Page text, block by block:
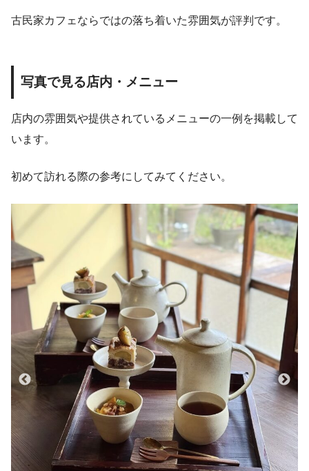
古民家カフェならではの落ち着いた雰囲気が評判です。
写真で見る店内・メニュー
店内の雰囲気や提供されているメニューの一例を掲載して
います。
初めて訪れる際の参考にしてみてください。